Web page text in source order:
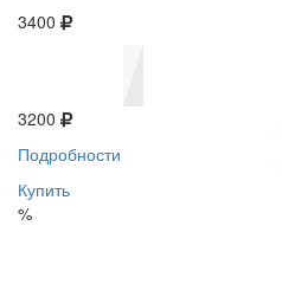
3400
3200
Подробности
Купить
%